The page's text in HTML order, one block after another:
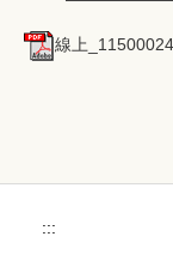
線上
:::